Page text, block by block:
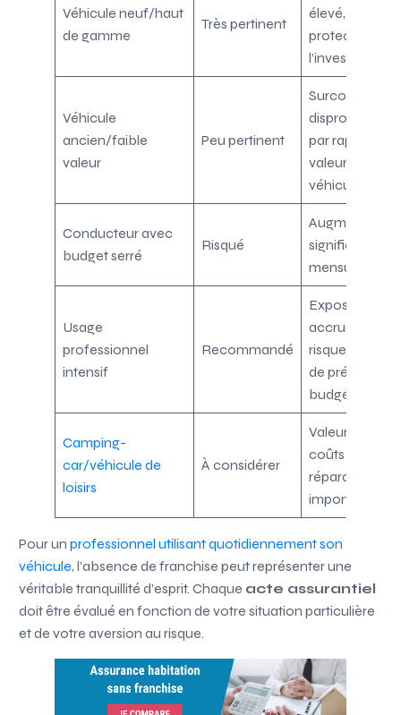
Véhicule neuf/haut
de gamme
Très pertinent
élevé,
protection de
Véhicule
ancien/faible
valeur
Peu pertinent
Surcoût
par rapport à
valeur du
véhicule
Conducteur avec
budget serré
Risqué
Augmentation
significative
mensualités
Usage
professionnel
intensif
Recommandé
Exposition
accrue aux
risques, besoin
de prévisibilité
budgétaire
Camping-
car/véhicule de
loisirs
À considérer
Valeur élevée,
coûts de
réparation
importants
Pour unprofessionnel utilisant quotidiennement son
véhicule, l’absence de franchise peut représenter une
véritable tranquillité d’esprit. Chaque acte assurantiel
doit être évalué en fonction de votre situation particulière
et de votre aversion au risque.